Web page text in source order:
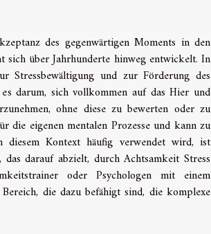
des gegenwärtigen Moments in den
über Jahrhunderte hinweg entwickelt. In
und zur Förderung des
darum, sich vollkommen auf das Hier und
ohne diese zu bewerten oder zu
die eigenen mentalen Prozesse und kann zu
diesem Kontext häufig verwendet wird, ist
darauf abzielt, durch Achtsamkeit Stress
oder Psychologen mit einem
die dazu befähigt sind, die komplexe